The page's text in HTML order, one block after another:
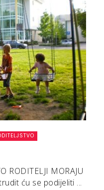
RODITELJI MORAJU
ću se podijeliti ...